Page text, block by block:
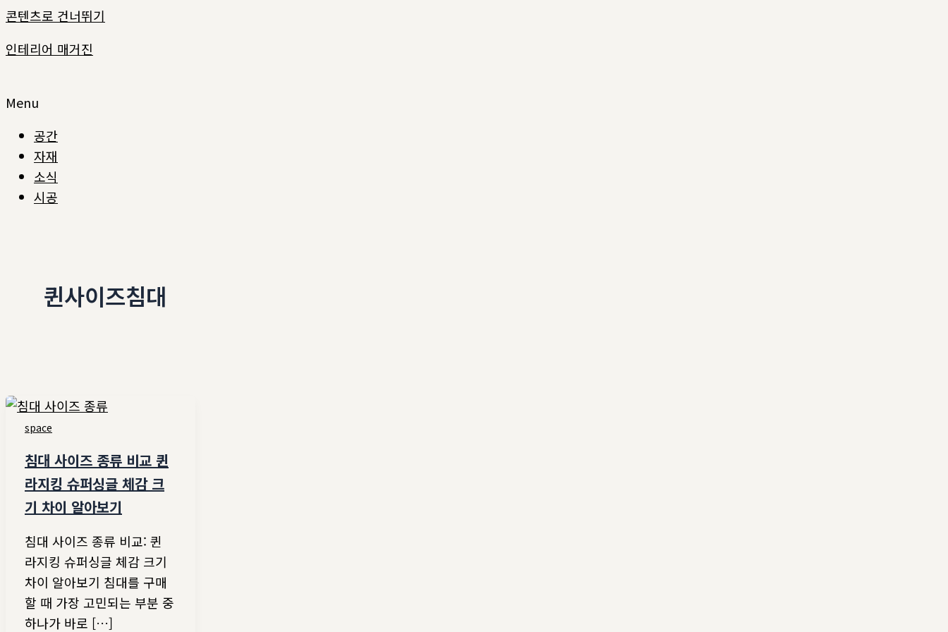
콘텐츠로 건너뛰기
인테리어 매거진
Menu
공간
자재
소식
시공
퀸사이즈침대
space
침대 사이즈 종류 비교 퀸
라지킹 슈퍼싱글 체감 크
기 차이 알아보기
침대 사이즈 종류 비교: 퀸
라지킹 슈퍼싱글 체감 크기
차이 알아보기 침대를 구매
할 때 가장 고민되는 부분 중
하나가 바로 […]